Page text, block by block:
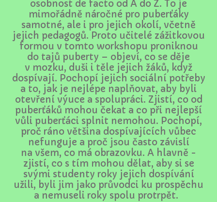
osobnost de facto od A do Z. To je
mimořádně náročné pro puberťáky
samotné, ale i pro jejich okolí, včetně
jejich pedagogů. Proto učitelé zážitkovou
formou v tomto workshopu proniknou
do tajů puberty – objeví, co se děje
v mozku, duši i těle jejich žáků, když
dospívají. Pochopí jejich sociální potřeby
a to, jak je nejlépe naplňovat, aby byli
otevření výuce a spolupráci. Zjistí, co od
puberťáků mohou čekat a co při nejlepší
vůli puberťáci splnit nemohou. Pochopí,
proč ráno většina dospívajících vůbec
nefunguje a proč jsou často závislí
na všem, co má obrazovku. A hlavně -
zjistí, co s tím mohou dělat, aby si se
svými studenty roky jejich dospívání
užili, byli jim jako průvodci ku prospěchu
a nemuseli roky spolu protrpět.